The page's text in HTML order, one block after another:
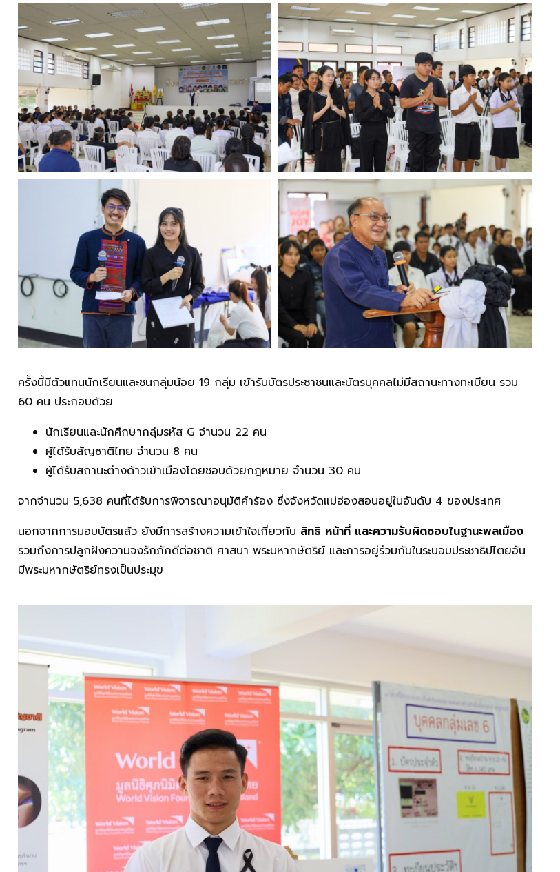
ครั้งนี้มีตัวแทนนักเรียนและชนกลุ่มน้อย 19 กลุ่ม เข้ารับบัตรประชาชนและบัตรบุคคลไม่มีสถานะทางทะเบียน รวม
60 คน ประกอบด้วย
นักเรียนและนักศึกษากลุ่มรหัส G จำนวน 22 คน
ผู้ได้รับสัญชาติไทย จำนวน 8 คน
ผู้ได้รับสถานะต่างด้าวเข้าเมืองโดยชอบด้วยกฎหมาย จำนวน 30 คน
จากจำนวน 5,638 คนที่ได้รับการพิจารณาอนุมัติคำร้อง ซึ่งจังหวัดแม่ฮ่องสอนอยู่ในอันดับ 4 ของประเทศ
นอกจากการมอบบัตรแล้ว ยังมีการสร้างความเข้าใจเกี่ยวกับ สิทธิ หน้าที่ และความรับผิดชอบในฐานะพลเมือง
รวมถึงการปลูกฝังความจงรักภักดีต่อชาติ ศาสนา พระมหากษัตริย์ และการอยู่ร่วมกันในระบอบประชาธิปไตยอัน
มีพระมหากษัตริย์ทรงเป็นประมุข